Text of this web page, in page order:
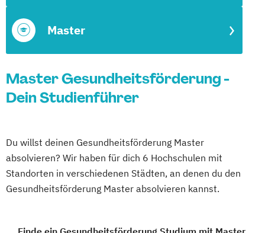
Master
Master Gesundheitsförderung -
Dein Studienführer
Du willst deinen Gesundheitsförderung Master
absolvieren? Wir haben für dich 6 Hochschulen mit
Standorten in verschiedenen Städten, an denen du den
Gesundheitsförderung Master absolvieren kannst.